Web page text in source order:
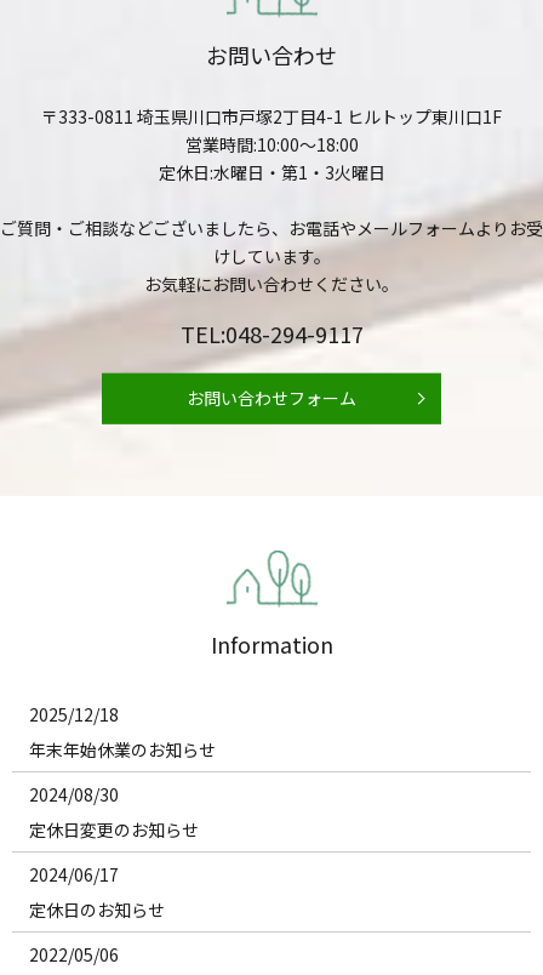
お問い合わせ
〒333-0811 埼玉県川口市戸塚2丁目4-1 ヒルトップ東川口1F
営業時間:10:00～18:00
定休日:水曜日・第1・3火曜日
ご質問・ご相談などございましたら、お電話やメールフォームよりお受
けしています。
お気軽にお問い合わせください。
TEL:048-294-9117
お問い合わせフォーム
Information
2025/12/18
年末年始休業のお知らせ
2024/08/30
定休日変更のお知らせ
2024/06/17
定休日のお知らせ
2022/05/06